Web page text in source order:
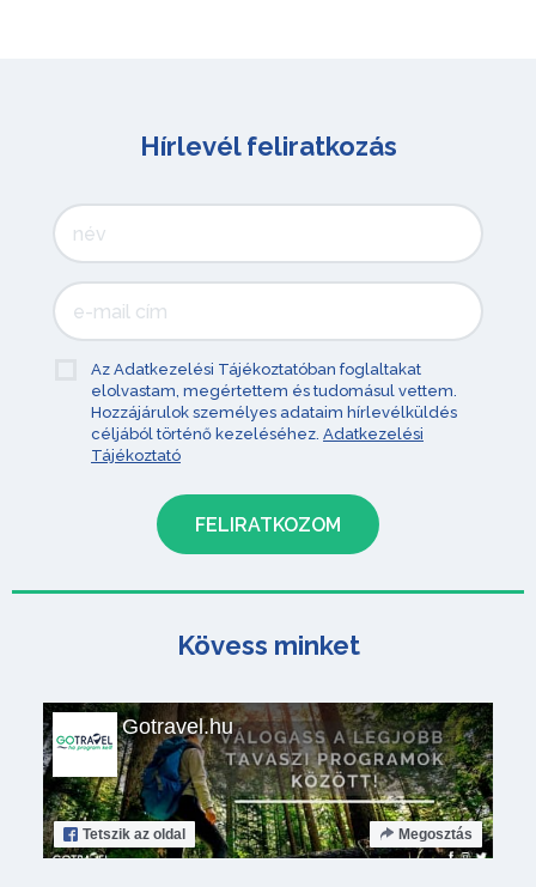
Hírlevél feliratkozás
Az Adatkezelési Tájékoztatóban foglaltakat
elolvastam, megértettem és tudomásul vettem.
Hozzájárulok személyes adataim hírlevélküldés
céljából történő kezeléséhez. Adatkezelési
Tájékoztató
Kövess minket
Gotravel.hu
Tetszik az oldal Megosztás